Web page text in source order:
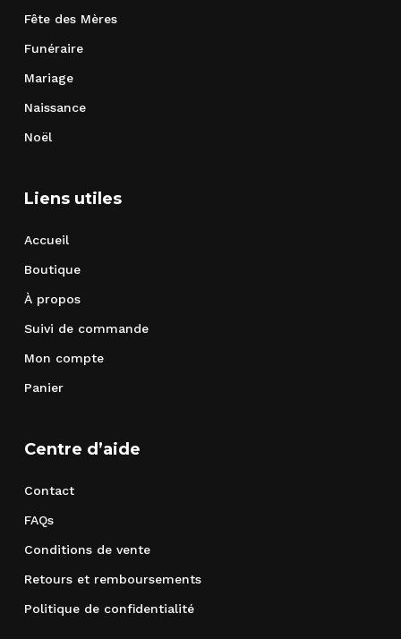
Fête des Mères
Funéraire
Mariage
Naissance
Noël
Liens utiles
Accueil
Boutique
À propos
Suivi de commande
Mon compte
Panier
Centre d’aide
Contact
FAQs
Conditions de vente
Retours et remboursements
Politique de confidentialité